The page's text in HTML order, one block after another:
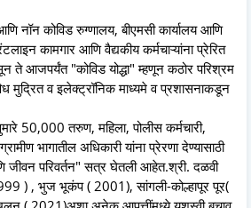
नॉन कोविड रुग्णालय, बीएमसी कार्यालय आणि
कामगार आणि वैद्यकीय कर्मचाऱ्यांना प्रेरित
आजपर्यंत "कोविड योद्धा" म्हणून कठोर परिश्रम
मुद्रित व इलेक्ट्रॉनिक माध्यमे व प्रशासनाकडून
50,000 तरुण, महिला, पोलीस कर्मचारी,
भागातील अधिकारी यांना प्रेरणा देण्यासाठी
परिवर्तन" सत्र घेतली आहेत.श्री. दळवी
) , भुज भूकंप ( 2001), सांगली-कोल्हापूर पूर(